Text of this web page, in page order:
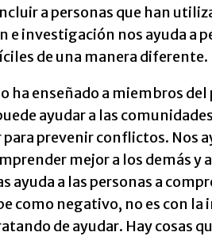
a personas que han
e investigación nos ayuda a
de una manera diferente.
ha enseñado a miembros
ayudar a las
prevenir conflictos. Nos
mejor a los demás y
ayuda a las personas a
como negativo, no es con la
de ayudar. Hay cosas